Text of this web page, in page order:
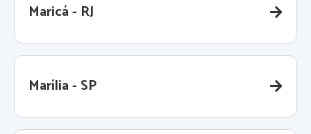
Maricá - RJ
Marília - SP